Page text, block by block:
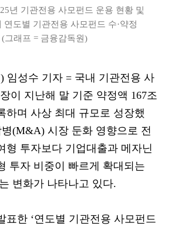
년 기관전용 사모펀드 운용 현황 및
연도별 기관전용 사모펀드 수·약정
(그래프 = 금융감독원)
임성수 기자 = 국내 기관전용 사
이 지난해 말 기준 약정액 167조
하며 사상 최대 규모로 성장했
(M&A) 시장 둔화 영향으로 전
형 투자보다 기업대출과 메자닌
투자 비중이 빠르게 확대되는
변화가 나타나고 있다.
표한 ‘연도별 기관전용 사모펀드